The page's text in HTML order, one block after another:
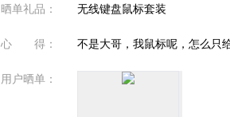
晒单礼品： 无线键盘鼠标套装
心 得： 不是大哥，我鼠标呢，怎么只
用户晒单：